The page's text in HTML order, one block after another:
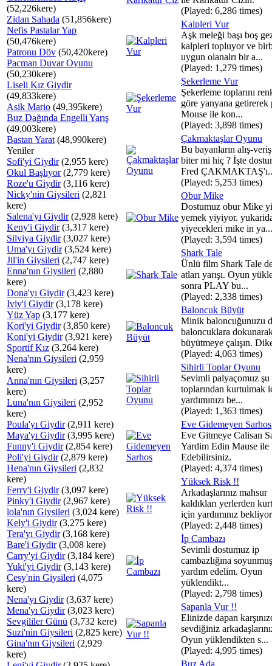
(52,226kere)
Zidan Sahada (51,856kere)
Nefis Pastalar Yap
(50,476kere)
Patronu Döv (50,420kere)
Pacman Duvar Oyunu
(50,230kere)
Liseli Kız Giydir
(49,833kere)
Asik Mario (49,395kere)
Buz Dağında Engelli Yarış
(49,003kere)
Bastan Yarat (48,990kere)
Yeniler
Sofi'yi Giydir(2,955 kere)
Okul Başlıyor(2,779 kere)
Roze'u Giydir(3,116 kere)
Nicky'nin Giysileri (2,821
kere)
Salena'yı Giydir(2,928 kere)
Keny'i Giydir(3,317 kere)
Silviya Giydir(3,027 kere)
Uma'yı Giydir(3,524 kere)
Jil'in Giysileri (2,747 kere)
Enna'nın Giysileri (2,880
kere)
Dona'yı Giydir(3,423 kere)
Iviy'i Giydir(3,178 kere)
Yüz Yap (3,177 kere)
Kori'yi Giydir(3,850 kere)
Koni'yi Giydir(3,921 kere)
Sportif Kız (3,264 kere)
Nena'nın Giysileri (2,959
kere)
Anna'nın Giysileri (3,257
kere)
Luna'nın Giysileri (2,952
kere)
Poula'yı Giydir(2,911 kere)
Maya'yı Giydir(3,995 kere)
Funny'i Giydir(2,854 kere)
Poli'yi Giydir(2,879 kere)
Hena'nın Giysileri (2,832
kere)
Ferry'i Giydir(3,097 kere)
Pinky'i Giydir(2,967 kere)
lola'nın Giysileri (3,024 kere)
Kely'i Giydir(3,275 kere)
Tera'yı Giydir(3,168 kere)
Bare'i Giydir(3,008 kere)
Carry'yi Giydir(3,184 kere)
Yuki'yi Giydir(3,143 kere)
Cesy'nin Giysileri (4,075
kere)
Nena'yı Giydir(3,637 kere)
Mena'yı Giydir(3,023 kere)
Sevgililer Günü (3,732 kere)
Suzi'nin Giysileri (2,825 kere)
Gina'nın Giysileri (2,929
kere)
(Played: 6,286 times)
Kalpleri Vur
Aşk meleği başı boş
kalpleri topluyor ve
uygun olanalrı bir a...
(Played: 1,279 times)
Şekerleme Vur
Şekerleme toplarını
göre yanyana getirerek
Mouse ile kon...
(Played: 3,898 times)
Çakmaktaşlar Oyunu
Bu bayanların alış-
biter mi hiç ? İşte
Fred
(Played: 5,253 times)
Obur Mike
Dostumuz obur Mike
yemek yiyiyor.
yiyecekleri mike in ya...
(Played: 3,594 times)
Shark Tale
Ünlü film Shark Tale
atları yarışı. Oyun
sonra PLAY bu...
(Played: 2,338 times)
Baloncuk Büyüt
Minik baloncuğunuzu
baloncuklara
büyütmeye çalışın.
(Played: 4,063 times)
Sihirli Toplar Oyunu
Sevimli palyaçomuz
toplarından kurtulmak
yardımınızı be...
(Played: 1,363 times)
Eve Gidemeyen Sarhos
Eve Gitmeye Calisan
Yardim Edin Mause
Edebilirsiniz.
(Played: 4,374 times)
Yüksek Risk !!
Arkadaşlarınız mahsur
kaldıkları yerlerden
için yardımınız
(Played: 2,448 times)
İp Cambazı
Sevimli dostumuz ip
cambazlığına
yardım edelim. Oyun
yüklendikt...
(Played: 2,798 times)
Sapanla Vur !!
Elinizde dapan
sevdiğiniz
Oyun yüklendikten s...
(Played: 4,995 times)
Buz Ada